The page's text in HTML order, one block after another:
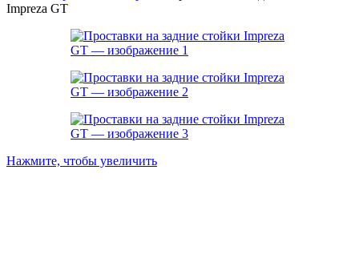
Impreza GT
Нажмите, чтобы увеличить